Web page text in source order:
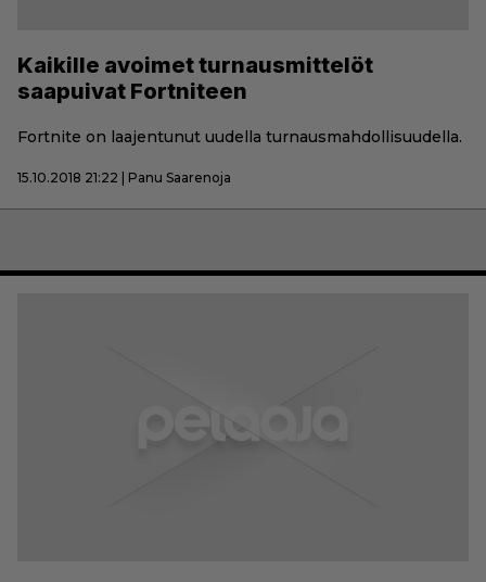
Kaikille avoimet turnausmittelöt
saapuivat Fortniteen
Fortnite on laajentunut uudella turnausmahdollisuudella.
15.10.2018 21:22 | Panu Saarenoja